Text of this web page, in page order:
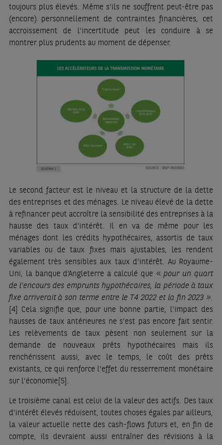
toujours plus élevés. Même s’ils ne souffrent peut-être pas
(encore) personnellement de contraintes financières, cet
accroissement de l’incertitude peut les conduire à se
montrer plus prudents au moment de dépenser.
Le second facteur est le niveau et la structure de la dette
des entreprises et des ménages. Le niveau élevé de la dette
à refinancer peut accroître la sensibilité des entreprises à la
hausse des taux d’intérêt. Il en va de même pour les
ménages dont les crédits hypothécaires, assortis de taux
variables ou de taux fixes mais ajustables, les rendent
également très sensibles aux taux d’intérêt. Au Royaume-
Uni, la banque d’Angleterre a calculé que «pour un quart
de l’encours des emprunts hypothécaires, la période à taux
fixe arriverait à son terme entre le T4 2022 et la fin 2023 ».
[4] Cela signifie que, pour une bonne partie, l’impact des
hausses de taux antérieures ne s’est pas encore fait sentir.
Les relèvements de taux pèsent non seulement sur la
demande de nouveaux prêts hypothécaires mais ils
renchérissent aussi, avec le temps, le coût des prêts
existants, ce qui renforce l’effet du resserrement monétaire
sur l’économie[5].
Le troisième canal est celui de la valeur des actifs. Des taux
d’intérêt élevés réduisent, toutes choses égales par ailleurs,
la valeur actuelle nette des cash-flows futurs et, en fin de
compte, ils devraient aussi entraîner des révisions à la